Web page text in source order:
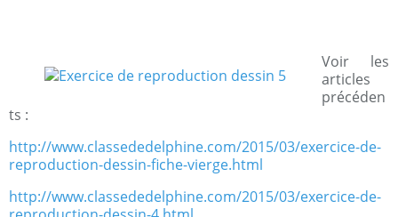
Voir les
articles
précéden
ts :
http://www.classededelphine.com/2015/03/exercice-de-
reproduction-dessin-fiche-vierge.html
http://www.classededelphine.com/2015/03/exercice-de-